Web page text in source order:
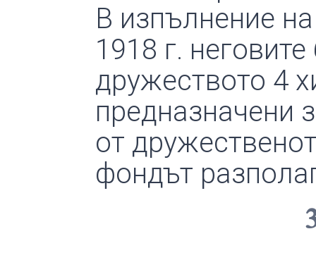
В изпълнение
1918 г.
дружеството 4
предназначени
от
фондът